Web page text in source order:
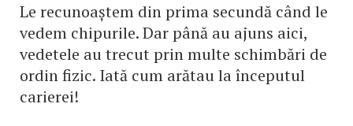
Le recunoaștem din prima secundă când le
vedem chipurile. Dar până au ajuns aici,
vedetele au trecut prin multe schimbări de
ordin fizic. Iată cum arătau la începutul
carierei!